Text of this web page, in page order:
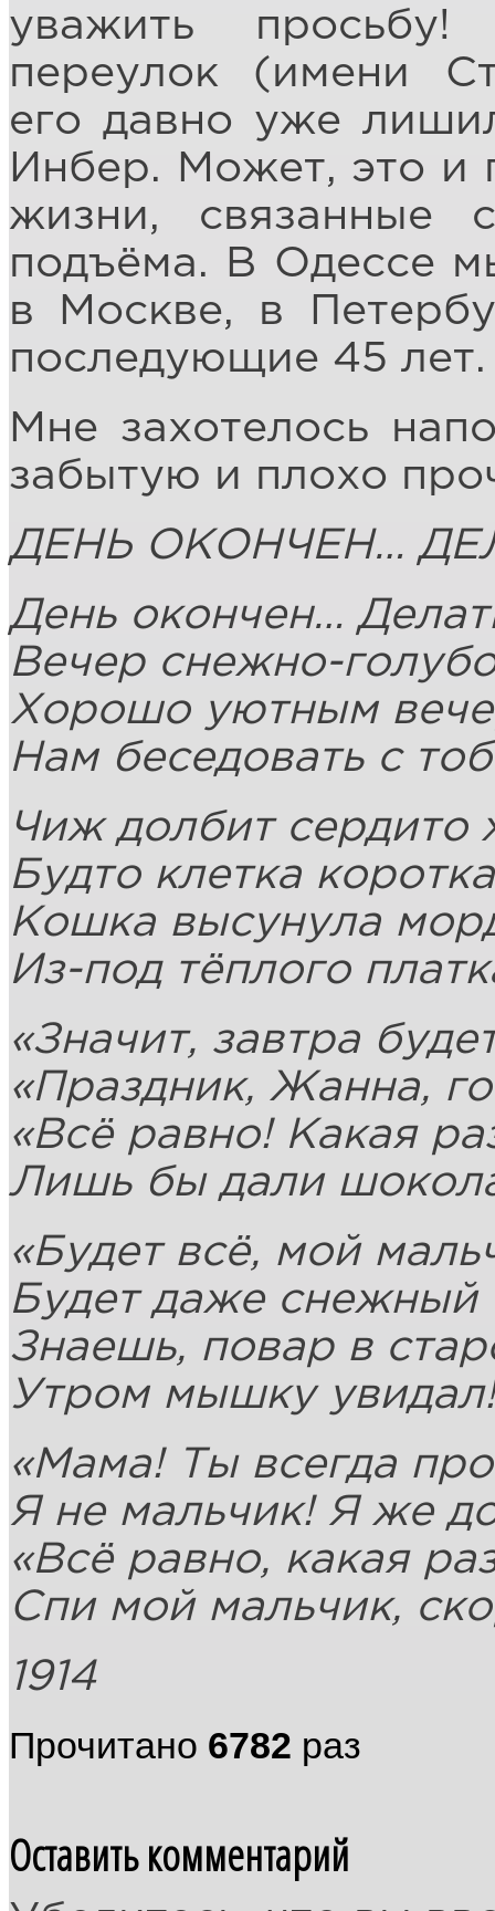
уважить
переулок (имени
его давно уже
Инбер. Может, это и
жизни, связанные
подъёма. В Одессе
в Москве, в
последующие 45 лет.
Мне захотелось
забытую и плохо
ДЕНЬ ОКОНЧЕН…
День окончен…
Вечер снежно-
Хорошо уютным
Нам беседовать с
Чиж долбит сердито
Будто клетка
Кошка высунула
Из-под тёплого
«Значит, завтра
«Праздник, Жанна,
«Всё равно! Какая
Лишь бы дали
«Будет всё, мой
Будет даже снежный
Знаешь, повар в
Утром мышку
«Мама! Ты всегда
Я не мальчик! Я же
«Всё равно, какая
Спи мой мальчик,
1914
Прочитано 6782 раз
Оставить комментарий